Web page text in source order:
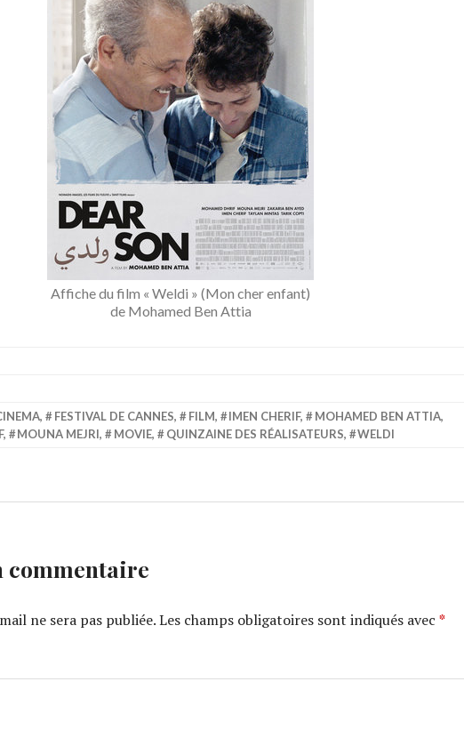
Affiche du film « Weldi » (Mon cher enfant)
de Mohamed Ben Attia
, FESTIVAL DE CANNES, FILM, IMEN CHERIF, MOHAMED BEN ATTIA,
, MOUNA MEJRI, MOVIE, QUINZAINE DES RÉALISATEURS, WELDI
commentaire
ne sera pas publiée.Les champs obligatoires sont indiqués avec *